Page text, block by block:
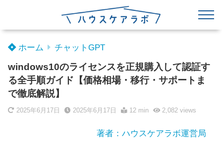
ホーム チャットGPT
windows10のライセンスを正規購入して認証す
る全手順ガイド【価格相場・移行・サポートま
で徹底解説】
2025年6月17日 2025年6月17日 12 min 2,082views
著者：ハウスケアラボ運営局